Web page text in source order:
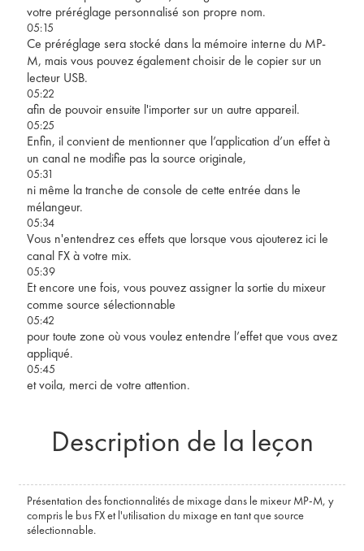
votre préréglage personnalisé son propre nom.
05:15
Ce préréglage sera stocké dans la mémoire interne du MP-
M, mais vous pouvez également choisir de le copier sur un
lecteur USB.
05:22
afin de pouvoir ensuite l'importer sur un autre appareil.
05:25
Enfin, il convient de mentionner que l’application d’un effet à
un canal ne modifie pas la source originale,
05:31
ni même la tranche de console de cette entrée dans le
mélangeur.
05:34
Vous n'entendrez ces effets que lorsque vous ajouterez ici le
canal FX à votre mix.
05:39
Et encore une fois, vous pouvez assigner la sortie du mixeur
comme source sélectionnable
05:42
pour toute zone où vous voulez entendre l’effet que vous avez
appliqué.
05:45
et voila, merci de votre attention.
Description de la leçon
Présentation des fonctionnalités de mixage dans le mixeur MP-M, y
compris le bus FX et l'utilisation du mixage en tant que source
sélectionnable.